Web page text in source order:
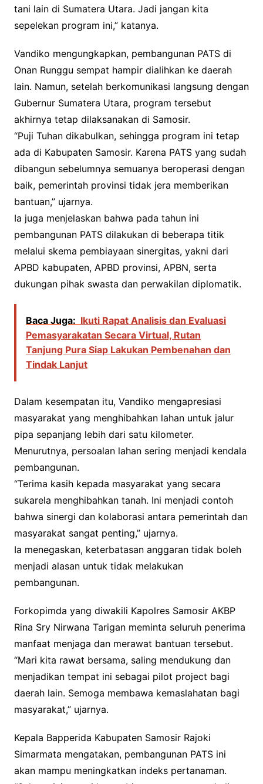
tani lain di Sumatera Utara. Jadi jangan kita
sepelekan program ini,” katanya.
Vandiko mengungkapkan, pembangunan PATS di
Onan Runggu sempat hampir dialihkan ke daerah
lain. Namun, setelah berkomunikasi langsung dengan
Gubernur Sumatera Utara, program tersebut
akhirnya tetap dilaksanakan di Samosir.
“Puji Tuhan dikabulkan, sehingga program ini tetap
ada di Kabupaten Samosir. Karena PATS yang sudah
dibangun sebelumnya semuanya beroperasi dengan
baik, pemerintah provinsi tidak jera memberikan
bantuan,” ujarnya.
Ia juga menjelaskan bahwa pada tahun ini
pembangunan PATS dilakukan di beberapa titik
melalui skema pembiayaan sinergitas, yakni dari
APBD kabupaten, APBD provinsi, APBN, serta
dukungan pihak swasta dan perwakilan diplomatik.
Baca Juga: Ikuti Rapat Analisis dan Evaluasi
Pemasyarakatan Secara Virtual, Rutan
Tanjung Pura Siap Lakukan Pembenahan dan
Tindak Lanjut
Dalam kesempatan itu, Vandiko mengapresiasi
masyarakat yang menghibahkan lahan untuk jalur
pipa sepanjang lebih dari satu kilometer.
Menurutnya, persoalan lahan sering menjadi kendala
pembangunan.
“Terima kasih kepada masyarakat yang secara
sukarela menghibahkan tanah. Ini menjadi contoh
bahwa sinergi dan kolaborasi antara pemerintah dan
masyarakat sangat penting,” ujarnya.
Ia menegaskan, keterbatasan anggaran tidak boleh
menjadi alasan untuk tidak melakukan
pembangunan.
Forkopimda yang diwakili Kapolres Samosir AKBP
Rina Sry Nirwana Tarigan meminta seluruh penerima
manfaat menjaga dan merawat bantuan tersebut.
“Mari kita rawat bersama, saling mendukung dan
menjadikan tempat ini sebagai pilot project bagi
daerah lain. Semoga membawa kemaslahatan bagi
masyarakat,” ujarnya.
Kepala Bapperida Kabupaten Samosir Rajoki
Simarmata mengatakan, pembangunan PATS ini
akan mampu meningkatkan indeks pertanaman.